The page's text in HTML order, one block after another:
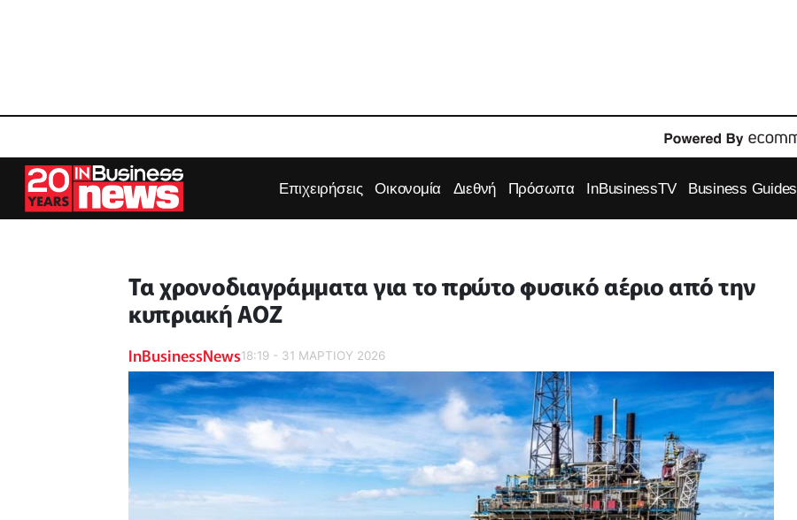
Επιχειρήσεις Οικονομία Διεθνή Πρόσωπα InBusinessTV Business Guides
Τα χρονοδιαγράμματα για το πρώτο φυσικό αέριο από την
κυπριακή ΑΟΖ
InBusinessNews18:19 - 31 ΜΑΡΤΙΟΥ 2026